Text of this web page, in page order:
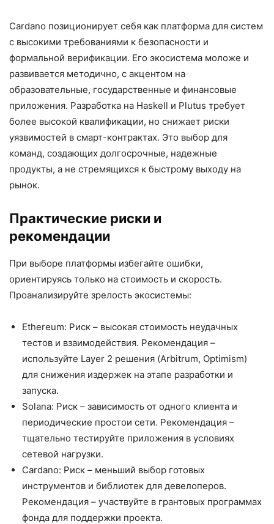
Cardano позиционирует себя как платформа для систем
с высокими требованиями к безопасности и
формальной верификации. Его экосистема моложе и
развивается методично, с акцентом на
образовательные, государственные и финансовые
приложения. Разработка на Haskell и Plutus требует
более высокой квалификации, но снижает риски
уязвимостей в смарт-контрактах. Это выбор для
команд, создающих долгосрочные, надежные
продукты, а не стремящихся к быстрому выходу на
рынок.
Практические риски и
рекомендации
При выборе платформы избегайте ошибки,
ориентируясь только на стоимость и скорость.
Проанализируйте зрелость экосистемы:
Ethereum: Риск – высокая стоимость неудачных
тестов и взаимодействия. Рекомендация –
используйте Layer 2 решения (Arbitrum, Optimism)
для снижения издержек на этапе разработки и
запуска.
Solana: Риск – зависимость от одного клиента и
периодические простои сети. Рекомендация –
тщательно тестируйте приложения в условиях
сетевой нагрузки.
Cardano: Риск – меньший выбор готовых
инструментов и библиотек для девелоперов.
Рекомендация – участвуйте в грантовых программах
фонда для поддержки проекта.